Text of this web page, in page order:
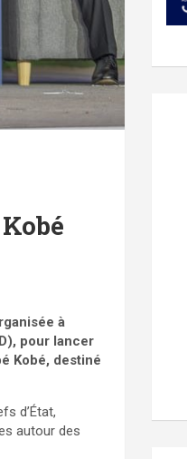
à
pour lancer
Kobé, destiné
d’État,
autour des